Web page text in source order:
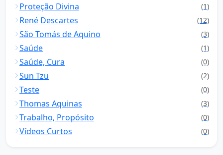
Proteção Divina (1)
René Descartes (12)
São Tomás de Aquino (3)
Saúde (1)
Saúde, Cura (0)
Sun Tzu (2)
Teste (0)
Thomas Aquinas (3)
Trabalho, Propósito (0)
Vídeos Curtos (0)